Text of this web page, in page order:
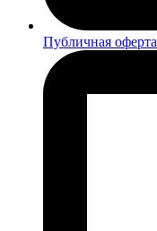
Публичная оферта